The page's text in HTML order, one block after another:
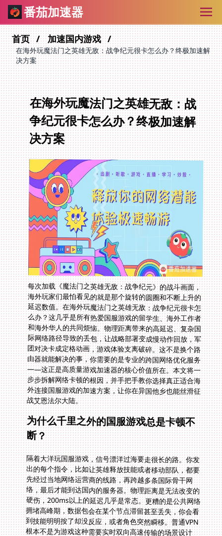
番茄加速器
首页 加速国内游戏
在海外玩魔法门之英雄无敌：战争纪元很卡怎么办？终极加速解
决方案
在海外玩魔法门之英雄无敌：战
争纪元很卡怎么办？终极加速解
决方案
每次加载《魔法门之英雄无敌：战争纪元》的战斗画面，
海外玩家们最怕看见的就是那个旋转的圆圈和不断上升的
延迟数值。在海外玩魔法门之英雄无敌：战争纪元很卡怎
么办？这几乎是所有热爱国服游戏的留学生、海外工作者
和海外华人的共同烦恼。物理距离带来的高延迟、复杂国
际网络路径导致的丢包，让战略部署变成慢动作回放，军
团对决卡成定格动画，游戏体验支离破碎。这不是换个路
由器就能解决的事，你需要的是专业的跨国网络优化服务
——这正是高质量游戏加速器的核心价值所在。本文将一
步步拆解网络卡顿的根因，并手把手教你选择真正适合海
外连接国服游戏的加速方案，让你在异国他乡也能丝滑征
战艾恩法尔大陆。
为什么千里之外的国服游戏总是卡顿不
断？
隔着大洋玩国服游戏，信号漂洋过海要走很长的路。你发
出的每个指令，比如让英雄释放技能或者移动部队，都要
先经过当地网络运营商的线路，再跨越多条国际骨干网
络，最后才能到达国内的服务器。物理距离是无法改变的
硬伤，200ms以上的延迟几乎是常态。更糟的是公共网络
拥堵高峰期，数据包会在某个节点滞留甚至丢失，你会看
到技能明明按了却没反应，或者角色突然瞬移。普通VPN
根本不是为游戏这种需要实时双向高速传输的场景设计
的，用它们打游戏如同穿着雨靴赛跑。海外华人玩家真正